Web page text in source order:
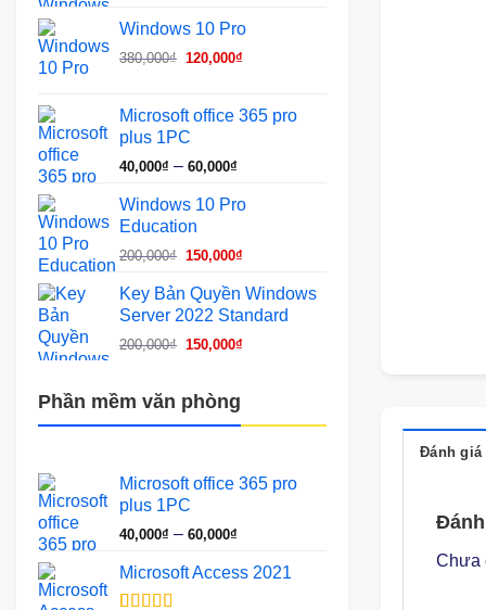
là:
380,000₫.
tại
là:
Windows 10 Pro
380,000₫ Giá
380,000₫.
120,000₫Giá
là:
Microsoft office 365 pro
plus 1PC
40,000₫ – 60,000₫
từ
đến
Windows 10 Pro
Education
200,000₫ Giá
là:
200,000₫.
150,000₫Giá
tại
là:
150,000₫.
Key Bản Quyền Windows
Server 2022 Standard
200,000₫ Giá
200,000₫.
150,000₫Giá
Phần mềm văn phòng
Microsoft office 365 pro
plus 1PC
40,000₫ – 60,000₫
từ
Microsoft Access 2021
Đánh giá
Chưa